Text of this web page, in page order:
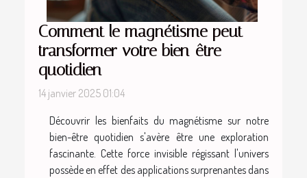
Comment le magnétisme peut
transformer votre bien-être
quotidien
14 janvier 2025 01:04
Découvrir les bienfaits du magnétisme sur notre
bien-être quotidien s'avère être une exploration
fascinante. Cette force invisible régissant l'univers
possède en effet des applications surprenantes dans